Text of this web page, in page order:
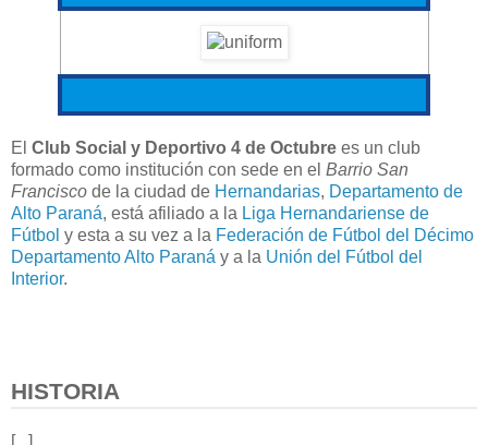
El Club Social y Deportivo 4 de Octubre es un club
formado como institución con sede en el Barrio San
Francisco de la ciudad de Hernandarias, Departamento de
Alto Paraná, está afiliado a la Liga Hernandariense de
Fútbol y esta a su vez a la Federación de Fútbol del Décimo
Departamento Alto Paraná y a la Unión del Fútbol del
Interior.
HISTORIA
[...]